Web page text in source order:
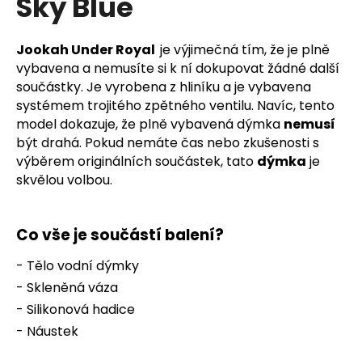
hvězdiček.
Jookah Under Royal je výjimečná tím, že je plně
vybavena a nemusíte si k ní dokupovat žádné další
součástky. Je vyrobena z hliníku a je vybavena
systémem trojitého zpětného ventilu. Navíc, tento
model dokazuje, že plně vybavená dýmka nemusí
být drahá. Pokud nemáte čas nebo zkušenosti s
výběrem originálních součástek, tato dýmka je
skvělou volbou.
Co vše je součástí balení?
- Tělo vodní dýmky
- Skleněná váza
- Silikonová hadice
- Náustek
D
o
p
o
r
u
č
u
j
m
e